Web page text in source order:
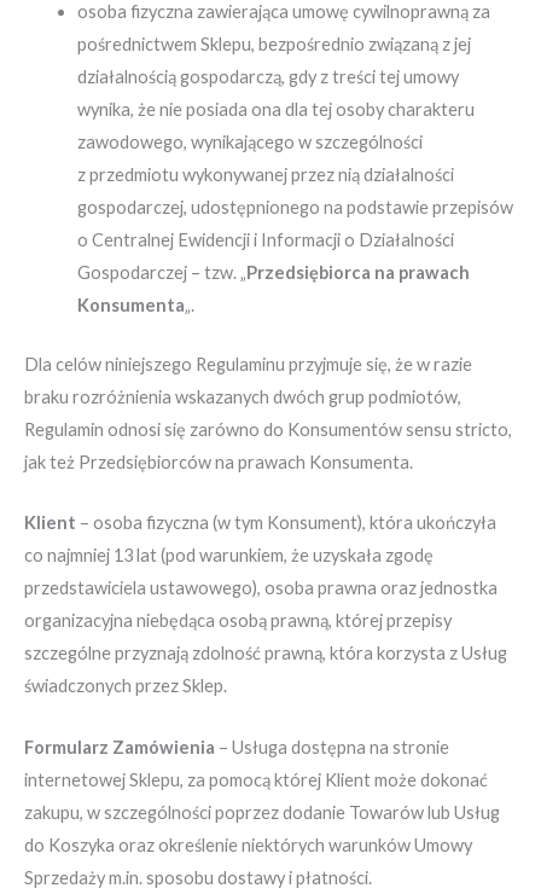
osoba fizyczna zawierająca umowę cywilnoprawną za
pośrednictwem Sklepu, bezpośrednio związaną z jej
działalnością gospodarczą, gdy z treści tej umowy
wynika, że nie posiada ona dla tej osoby charakteru
zawodowego, wynikającego w szczególności
z przedmiotu wykonywanej przez nią działalności
gospodarczej, udostępnionego na podstawie przepisów
o Centralnej Ewidencji i Informacji o Działalności
Gospodarczej – tzw. „Przedsiębiorca na prawach
Konsumenta„.
Dla celów niniejszego Regulaminu przyjmuje się, że w razie
braku rozróżnienia wskazanych dwóch grup podmiotów,
Regulamin odnosi się zarówno do Konsumentów sensu stricto,
jak też Przedsiębiorców na prawach Konsumenta.
Klient – osoba fizyczna (w tym Konsument), która ukończyła
co najmniej 13 lat (pod warunkiem, że uzyskała zgodę
przedstawiciela ustawowego), osoba prawna oraz jednostka
organizacyjna niebędąca osobą prawną, której przepisy
szczególne przyznają zdolność prawną, która korzysta z Usług
świadczonych przez Sklep.
Formularz Zamówienia – Usługa dostępna na stronie
internetowej Sklepu, za pomocą której Klient może dokonać
zakupu, w szczególności poprzez dodanie Towarów lub Usług
do Koszyka oraz określenie niektórych warunków Umowy
Sprzedaży m.in. sposobu dostawy i płatności.